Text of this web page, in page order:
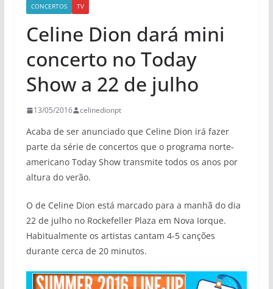
CONCERTOS TV
Celine Dion dará mini
concerto no Today
Show a 22 de julho
13/05/2016 celinedionpt
Acaba de ser anunciado que Celine Dion irá fazer
parte da série de concertos que o programa norte-
americano Today Show transmite todos os anos por
altura do verão.
O de Celine Dion está marcado para a manhã do dia
22 de julho no Rockefeller Plaza em Nova Iorque.
Habitualmente os artistas cantam 4-5 canções
durante cerca de 20 minutos.